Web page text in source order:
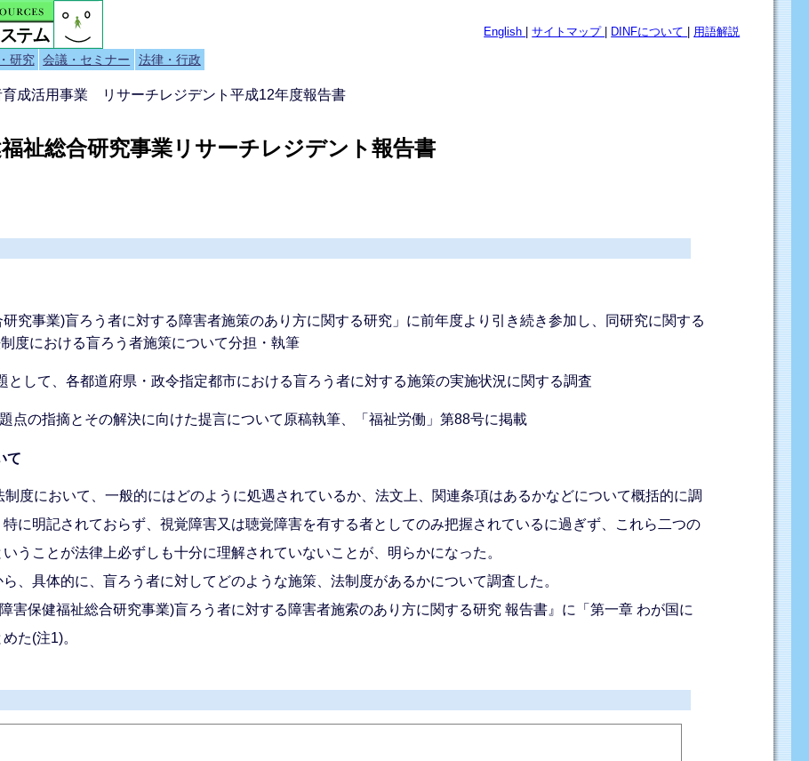
English |サイトマップ DINFについて 用語解説
研究 会議・セミナー 法律・行政
育成活用事業 リサーチレジデント平成12年度報告書
祉総合研究事業リサーチレジデント報告書
究事業)盲ろう者に対する障害者施策のあり方に関する研究」に前年度より引き続き参加し、同研究に関する
度における盲ろう者施策について分担・執筆
して、各都道府県・政令指定都市における盲ろう者に対する施策の実施状況に関する調査
点の指摘とその解決に向けた提言について原稿執筆、「福祉労働」第88号に掲載
て
度において、一般的にはどのように処遇されているか、法文上、関連条項はあるかなどについて概括的に調
に明記されておらず、視覚障害又は聴覚障害を有する者としてのみ把握されているに過ぎず、これら二つの
うことが法律上必ずしも十分に理解されていないことが、明らかになった。
、具体的に、盲ろう者に対してどのような施策、法制度があるかについて調査した。
害保健福祉総合研究事業)盲ろう者に対する障害者施索のあり方に関する研究 報告書』に「第一章 わが国に
た(注1)。